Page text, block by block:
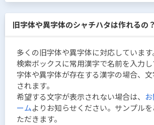
旧字体や異字体のシャチハタは作れるの？
多くの旧字体や異字体に対応しています
検索ボックスに常用漢字で名前を入力
字体や異字体が存在する漢字の場合、
されます。
希望する文字が表示されない場合は、
ームよりお知らせください。サンプル
ただきます。